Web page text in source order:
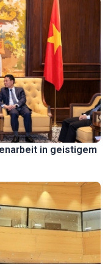
in geistigem